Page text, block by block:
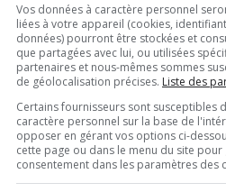
Vos données à caractère personnel
liées à votre appareil (cookies,
données) pourront être stockées et
que partagées avec lui, ou utilisées
partenaires et nous-mêmes sommes
de géolocalisation précises. Liste des
Certains fournisseurs sont susceptibles
caractère personnel sur la base de
opposer en gérant vos options ci-
cette page ou dans le menu du site
consentement dans les paramètres des